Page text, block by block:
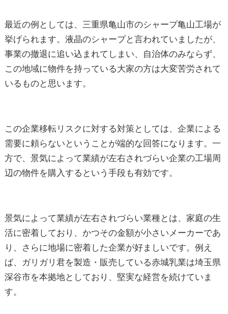
最近の例としては、三重県亀山市のシャープ亀山工場が
挙げられます。液晶のシャープと言われていましたが、
事業の撤退に追い込まれてしまい、自治体のみならず、
この地域に物件を持っている大家の方は大変苦労されて
いるものと思います。
この企業移転リスクに対する対策としては、企業による
需要に頼らないということが端的な回答になります。一
方で、景気によって業績が左右されづらい企業の工場周
辺の物件を購入するという手段も有効です。
景気によって業績が左右されづらい業種とは、家庭の生
活に密着しており、かつその金額が小さいメーカーであ
り、さらに地場に密着した企業が好ましいです。例え
ば、ガリガリ君を製造・販売している赤城乳業は埼玉県
深谷市を本拠地としており、堅実な経営を続けていま
す。